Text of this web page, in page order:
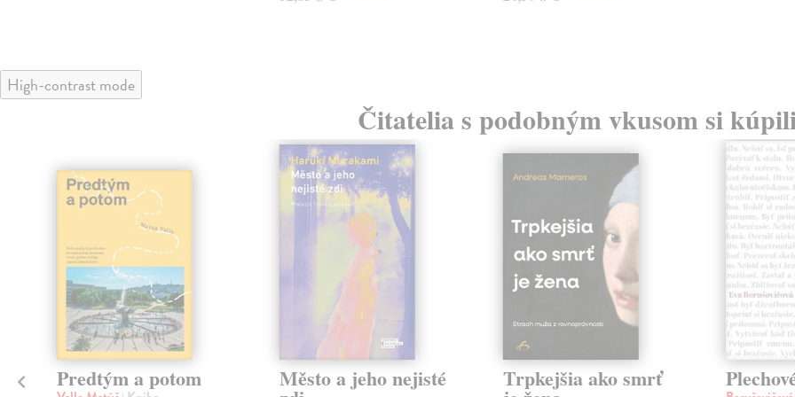
High-contrast mode
Čitatelia s podobným vkusom si
Predtým a potom Město a jeho nejisté Trpkejšia ako smrť